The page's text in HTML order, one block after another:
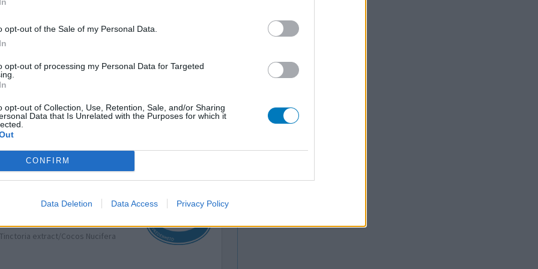
opt-out of the Sale of my Personal Data.
opt-out of processing my Personal Data for Targeted
opt-out of Collection, Use, Retention, Sale, and/or Sharing
Data that Is Unrelated with the Purposes for which it
CONFIRM
Data Deletion Data Access Privacy Policy
Hoeveelheid bijwerkingen
iedere
veel
zijn gereduceerd tot kleine plekjes en
De plekken die er nog zijn blijven
0 reacties
extract/Cocos Nucifera